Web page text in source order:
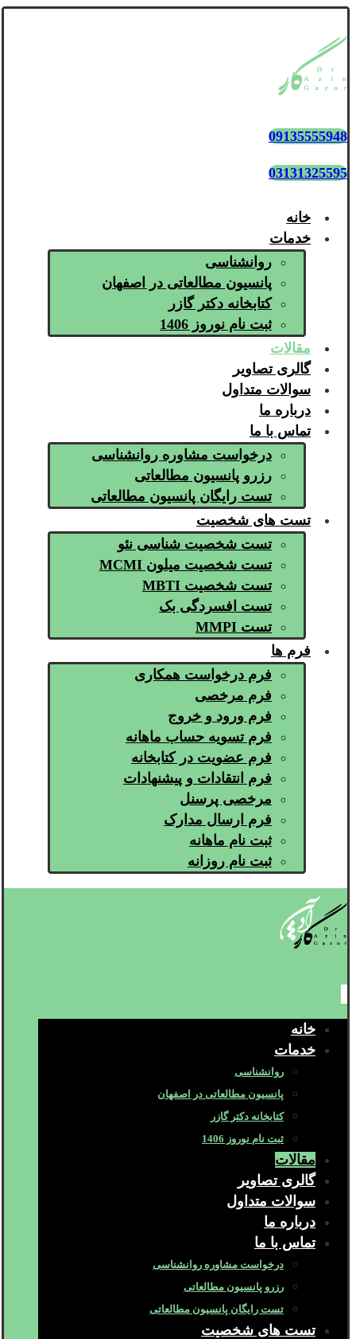
09135555948
03131325595
خانه
خدمات
روانشناسی
پانسیون مطالعاتی در اصفهان
کتابخانه دکتر گازر
ثبت نام نوروز 1406
مقالات
گالری تصاویر
سوالات متداول
درباره ما
تماس با ما
درخواست مشاوره روانشناسی
رزرو پانسیون مطالعاتی
تست رایگان پانسیون مطالعاتی
تست های شخصیت
تست شخصیت شناسی نئو
تست شخصیت میلون MCMI
تست شخصیت MBTI
تست افسردگی بک
تست MMPI
فرم ها
فرم درخواست همکاری
فرم مرخصی
فرم ورود و خروج
فرم تسویه حساب ماهانه
فرم عضویت در کتابخانه
فرم انتقادات و پیشنهادات
مرخصی پرسنل
فرم ارسال مدارک
ثبت نام ماهانه
ثبت نام روزانه
خانه
خدمات
روانشناسی
پانسیون مطالعاتی در اصفهان
کتابخانه دکتر گازر
ثبت نام نوروز 1406
مقالات
گالری تصاویر
سوالات متداول
درباره ما
تماس با ما
درخواست مشاوره روانشناسی
رزرو پانسیون مطالعاتی
تست رایگان پانسیون مطالعاتی
تست های شخصیت